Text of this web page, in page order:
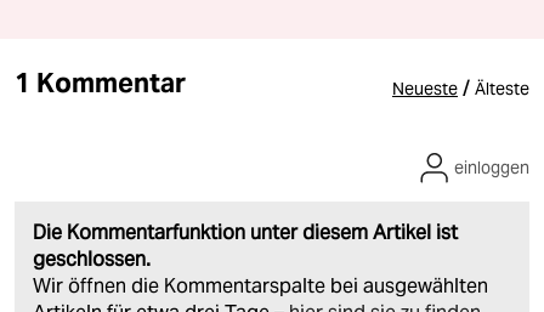
1 Kommentar Neueste / Älteste
Die Kommentarfunktion unter diesem Artikel ist
geschlossen.
Wir öffnen die Kommentarspalte bei ausgewählten
einloggen